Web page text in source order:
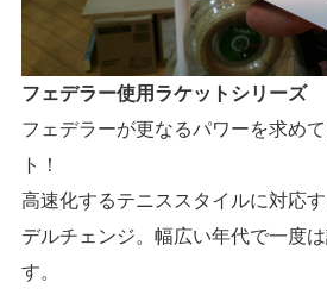
フェデラー使用ラケットシリーズ
フェデラーが更なるパワーを求め
ト！
高速化するテニススタイルに対応
デルチェンジ。幅広い年代で一度
す。